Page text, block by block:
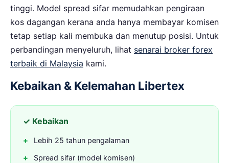
tinggi. Model spread sifar memudahkan pengiraan
kos dagangan kerana anda hanya membayar komisen
tetap setiap kali membuka dan menutup posisi. Untuk
perbandingan menyeluruh, lihat senarai broker forex
terbaik di Malaysia kami.
Kebaikan & Kelemahan Libertex
✓ Kebaikan
Lebih 25 tahun pengalaman
Spread sifar (model komisen)